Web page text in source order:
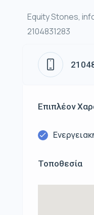
Equity Stones,
2104831283
Επιπλέον
Τοποθεσία